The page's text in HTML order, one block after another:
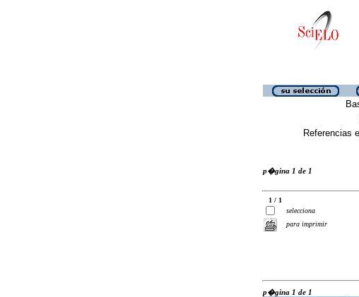
Referencias
p�gina 1 de 1
1 / 1
selecciona
para imprimir
p�gina 1 de 1